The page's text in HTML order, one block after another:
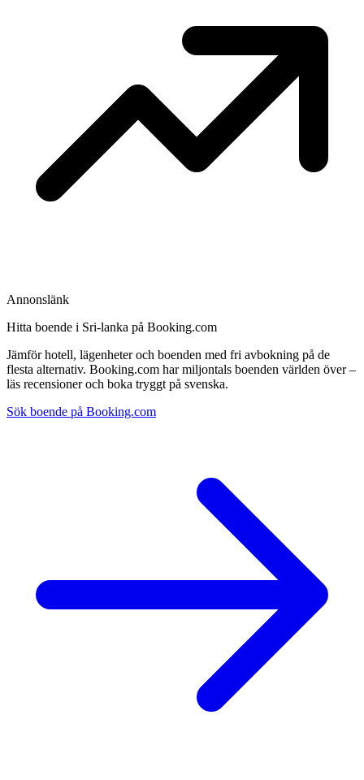
Annonslänk
Hitta boende i Sri-lanka på Booking.com
Jämför hotell, lägenheter och boenden med fri avbokning på de
flesta alternativ. Booking.com har miljontals boenden världen över –
läs recensioner och boka tryggt på svenska.
Sök boende på Booking.com